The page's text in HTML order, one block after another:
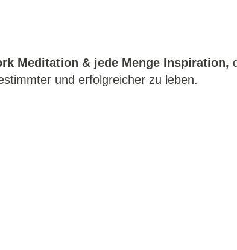
Meditation & jede Menge Inspiration,
und erfolgreicher zu leben.